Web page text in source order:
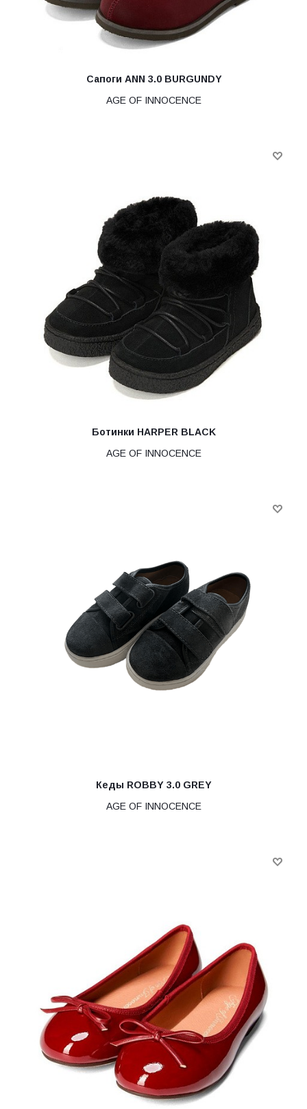
Сапоги ANN 3.0 BURGUNDY
AGE OF INNOCENCE
Ботинки HARPER BLACK
AGE OF INNOCENCE
Кеды ROBBY 3.0 GREY
AGE OF INNOCENCE